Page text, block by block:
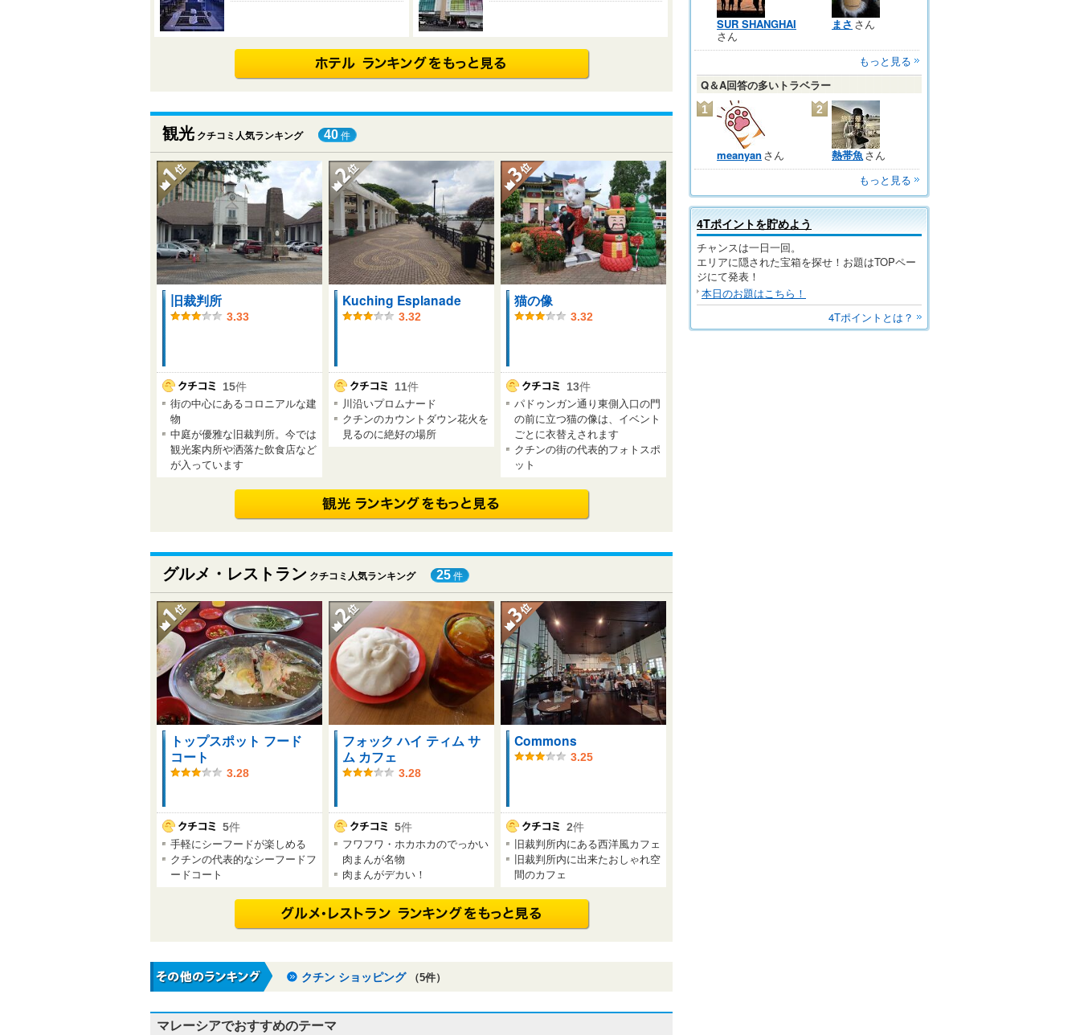
観光 クチコミ人気ランキング 40 件
旧裁判所
3.33
15件
街の中心にあるコロニアルな建
物
中庭が優雅な旧裁判所。今では
観光案内所や洒落た飲食店など
が入っています
Kuching Esplanade
3.32
11件
川沿いプロムナード
クチンのカウントダウン花火を
見るのに絶好の場所
猫の像
3.32
13件
パドゥンガン通り東側入口の門
の前に立つ猫の像は、イベント
ごとに衣替えされます
クチンの街の代表的フォトスポ
ット
グルメ・レストラン クチコミ人気ランキング 25 件
トップスポット フード
コート
3.28
5件
手軽にシーフードが楽しめる
クチンの代表的なシーフードフ
ードコート
フォック ハイ ティム サ
ム カフェ
3.28
5件
フワフワ・ホカホカのでっかい
肉まんが名物
肉まんがデカい！
Commons
3.25
2件
旧裁判所内にある西洋風カフェ
旧裁判所内に出来たおしゃれ空
間のカフェ
クチン ショッピング （5件）
マレーシアでおすすめのテーマ
SUR SHANGHAI
さん
まさ さん
もっと見る
Q＆A回答の多いトラベラー
1
meanyan さん
2
熱帯魚さん
もっと見る
4Tポイントを貯めよう
チャンスは一日一回。
エリアに隠された宝箱を探せ！お題はTOPペー
ジにて発表！
本日のお題はこちら！
4Tポイントとは？